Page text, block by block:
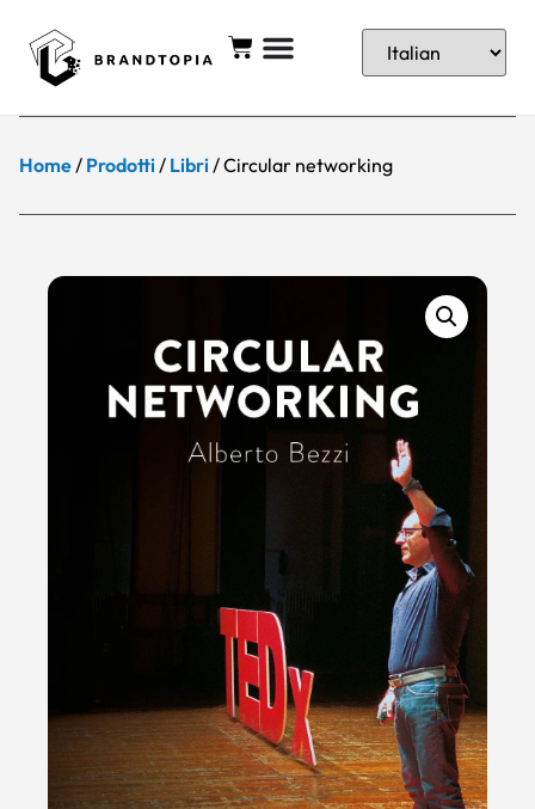
Home/ Prodotti / Libri / Circular networking